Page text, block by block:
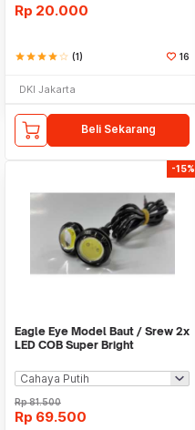
Rp 20.000
starstarstarstarstar_border (1) 16
DKI Jakarta
Beli Sekarang
-15%
Eagle Eye Model Baut / Srew 2x
LED COB Super Bright
Rp81.500
Rp 69.500